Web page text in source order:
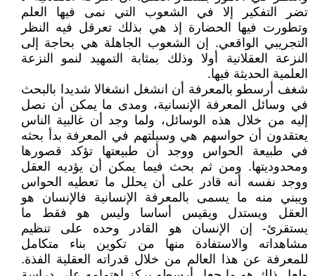
تضر التفكير إلا في الشعوب التي نمى فيها العلم
وتطورت فيها الحضارة إذ هي بذلك تعرقل فيه النظر
التجريبي الواقعي. إن الشعوب الجاهلة هي بحاجة إلى
النزعة العقلانية أولا وذلك بمثابة التمهيد لنمو النزعة
العلمية الحديثة فيها.
شغف أرسطو بالمعرفة أن انشغل انشغالا شديدا بالبحث
في وسائل المعرفة الإنسانية، ومدى ما يمكن أن نصل
إليه من خلال هذه الوسائل، ولما وجد أن غالبية الناس
يعتقدون أن حواسهم هي وسيلتهم في المعرفة بدأ بحثه
في طبيعة الحواس ووجد أن طبيعتها تؤكد قصورها
ومحدوديتها. ومن ثم بحث فيما يمكن أن يؤديه العقل
ووجد نفسه أنه قادر على أن يحلل ما تعطيه الحواس
ويبني منه ما يسمى بالمعرفة الإنسانية فالإنسان هو
العقل ويستدل ويقيس أساسا وليس هو فقط ما
يستقرئ- إن الإنسان هو القادر وحده على تنظيم
مشاهداته والاستفادة منها من تكوين بناء متكامل
للمعرفة عن هذا العالم من خلال قدراته العقلية الفذة.